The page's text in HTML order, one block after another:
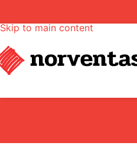
Skip to main content